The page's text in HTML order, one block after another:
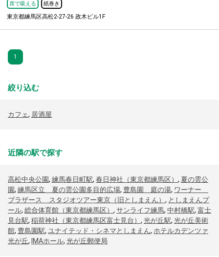
席で吸える 紙巻き
東京都練馬区高松2-27-26 政木ビル1F
1
絞り込む
カフェ, 居酒屋
近隣の駅で探す
高松中央公園, 練馬春日町駅, 春日神社（東京都練馬区） , 夏の雲公
園, 練馬区立 夏の雲公園多目的広場, 豊島園 庭の湯, ワーナー
ブラザース スタジオツアー東京（旧としまえん） , としまえんプ
ール, 総合体育館（東京都練馬区） , サンライフ練馬, 中村橋駅, 富士
見台駅, 稲荷神社（東京都練馬区富士見台） , 光が丘駅, 光が丘美術
館, 豊島園駅, ユナイテッド・シネマとしまえん, ホテルカデンツァ
光が丘, IMAホール, 光が丘郵便局